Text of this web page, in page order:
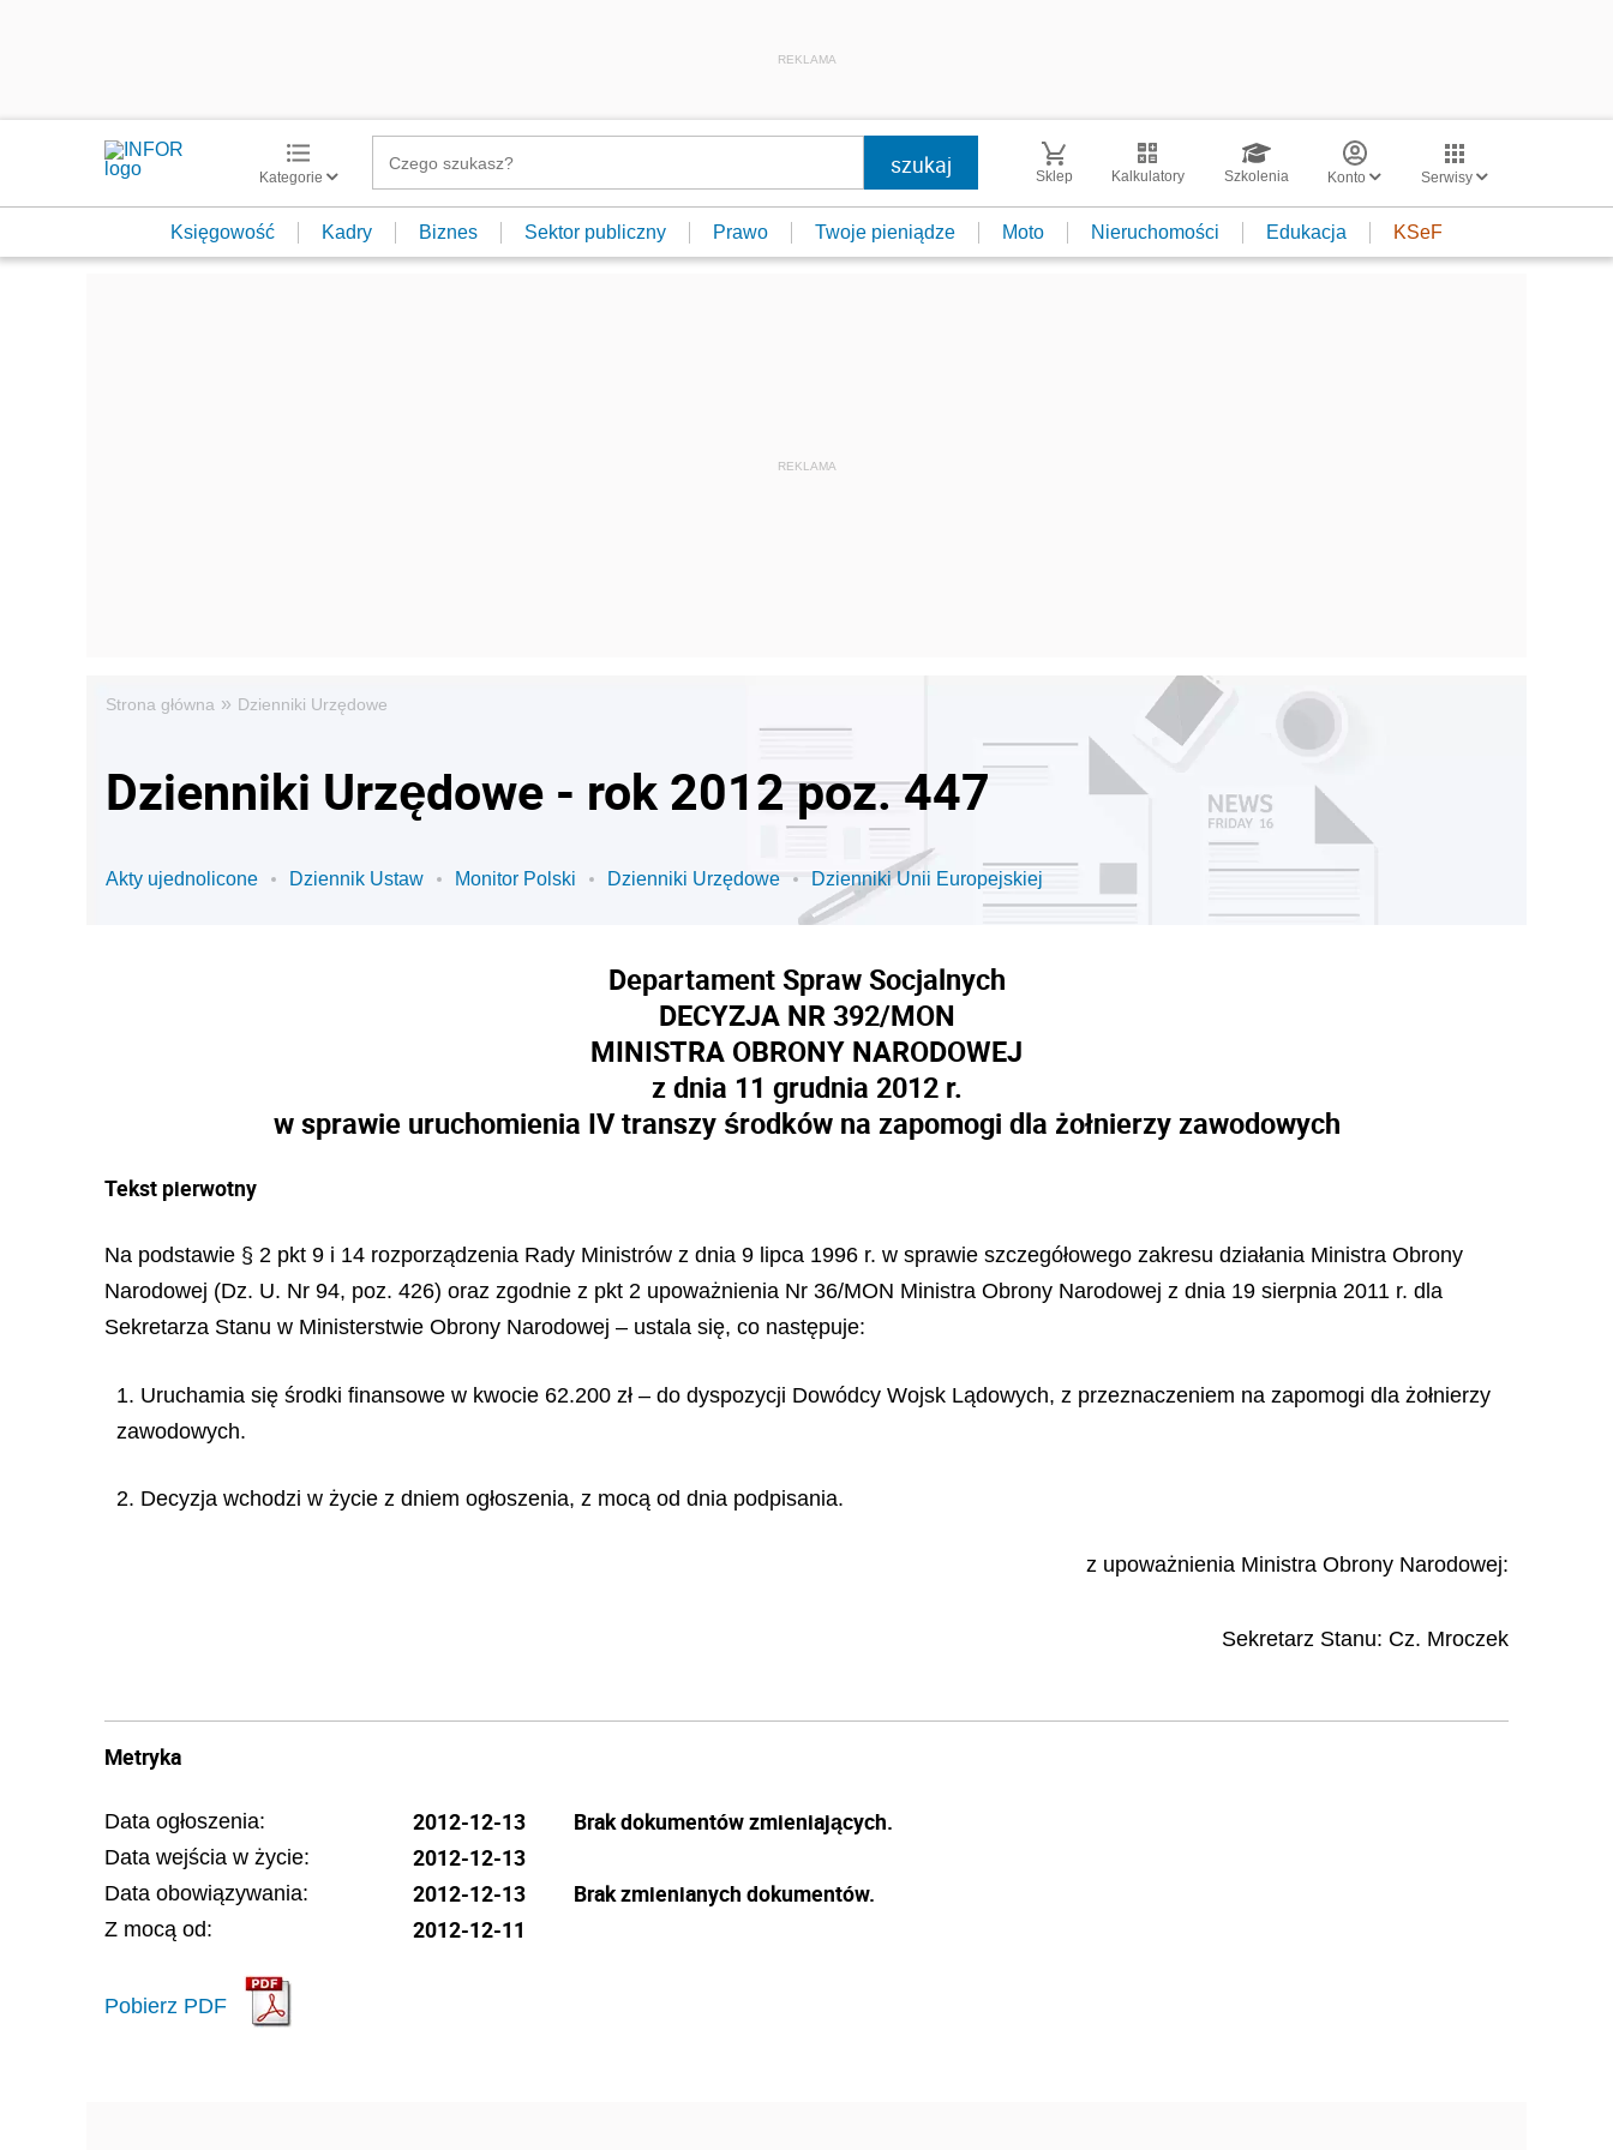
REKLAMA
Kategorie Sklep Kalkulatory Szkolenia Konto Serwisy
Księgowość Kadry Biznes Sektor publiczny Prawo Twoje pieniądze Moto Nieruchomości Edukacja KSeF
Strona główna » Dzienniki Urzędowe
Dzienniki Urzędowe - rok 2012 poz. 447
Akty ujednolicone Dziennik Ustaw Monitor Polski Dzienniki Urzędowe Dzienniki Unii Europejskiej
Departament Spraw Socjalnych
DECYZJA NR 392/MON
MINISTRA OBRONY NARODOWEJ
z dnia 11 grudnia 2012 r.
w sprawie uruchomienia IV transzy środków na zapomogi dla żołnierzy zawodowych
Tekst pierwotny
Na podstawie § 2 pkt 9 i 14 rozporządzenia Rady Ministrów z dnia 9 lipca 1996 r. w sprawie szczegółowego zakresu działania Ministra Obrony
Narodowej (Dz. U. Nr 94, poz. 426) oraz zgodnie z pkt 2 upoważnienia Nr 36/MON Ministra Obrony Narodowej z dnia 19 sierpnia 2011 r. dla
Sekretarza Stanu w Ministerstwie Obrony Narodowej – ustala się, co następuje:
1. Uruchamia się środki finansowe w kwocie 62.200 zł – do dyspozycji Dowódcy Wojsk Lądowych, z przeznaczeniem na zapomogi dla żołnierzy
zawodowych.
2. Decyzja wchodzi w życie z dniem ogłoszenia, z mocą od dnia podpisania.
z upoważnienia Ministra Obrony Narodowej:
Sekretarz Stanu: Cz. Mroczek
Metryka
Data ogłoszenia: 2012-12-13
Data wejścia w życie: 2012-12-13
Data obowiązywania: 2012-12-13
Z mocą od: 2012-12-11
Pobierz PDF
Brak dokumentów zmieniających.
Brak zmienianych dokumentów.